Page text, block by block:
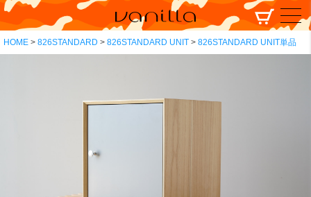
HOME 826STANDARD 826STANDARD UNIT 826STANDARD UNIT単品